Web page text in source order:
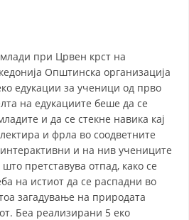
ИНФОРМАЦИИ
ПРОФЕСИОНАЛНИ ТЕЛА
ЗАКОН ЗА ЦКРМ
НА ЦКРМ
при Црвен крст на
Општинска организација
едукации за ученици од прво
на едукациите беше да се
и да се стекне навика кај
и фрла во соодветните
и на нив учениците
претставува отпад, како се
на истиот да се распадни во
загадување на природата
Беа реализирани 5 еко